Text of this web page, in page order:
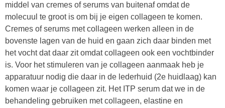
middel van cremes of serums van buitenaf omdat de
molecuul te groot is om bij je eigen collageen te komen.
Cremes of serums met collageen werken alleen in de
bovenste lagen van de huid en gaan zich daar binden met
het vocht dat daar zit omdat collageen ook een vochtbinder
is. Voor het stimuleren van je collageen aanmaak heb je
apparatuur nodig die daar in de lederhuid (2e huidlaag) kan
komen waar je collageen zit. Het ITP serum dat we in de
behandeling gebruiken met collageen, elastine en